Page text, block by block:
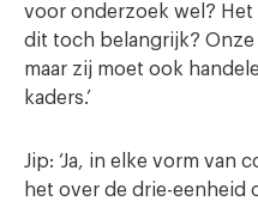
voor onderzoek wel?
dit toch belangrijk?
maar zij moet ook
kaders.’
Jip: ‘Ja, in elke vorm van
het over de drie-eenheid